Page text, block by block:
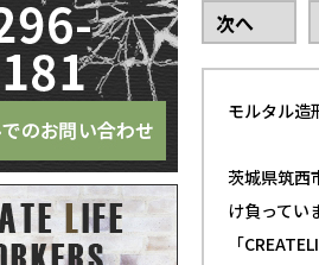
次へ
モルタル造
茨城県筑西
け負ってい
「